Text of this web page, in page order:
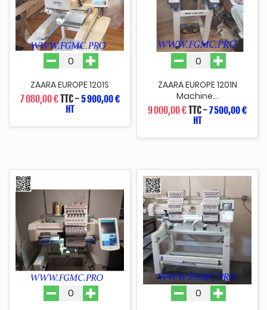
ZAARA EUROPE 1201S
7 080,00 €TTC- 5 900,00 €
HT
ZAARA EUROPE 1201N
Machine...
9 000,00 €TTC-7 500,00 €
HT